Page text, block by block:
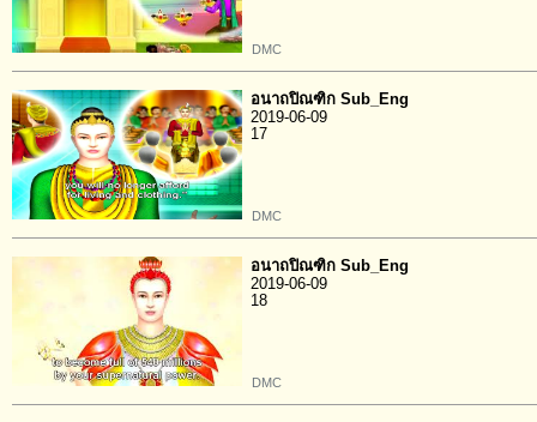
DMC
อนาถปิณฑิก Sub_Eng
2019-06-09
17
DMC
อนาถปิณฑิก Sub_Eng
2019-06-09
18
DMC